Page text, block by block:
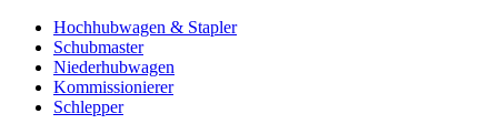
Hochhubwagen & Stapler
Schubmaster
Niederhubwagen
Kommissionierer
Schlepper